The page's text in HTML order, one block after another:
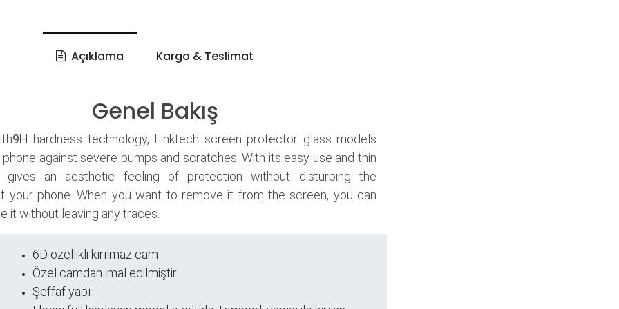
Açıklama Kargo & Teslimat
Genel Bakış
9H hardness technology, Linktech screen protector glass models
against severe bumps and scratches. With its easy use and thin
gives an aesthetic feeling of protection without disturbing the
your phone. When you want to remove it from the screen, you can
it without leaving any traces.
6D özellikli kırılmaz cam
Özel camdan imal edilmiştir
Şeffaf yapı